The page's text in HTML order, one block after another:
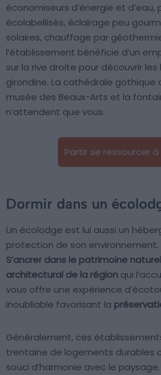
économiseurs d’énergie et d’eau,
écolabellisés, éclairage peu
solaires, chauffage par
l’établissement bénéficie d’un
sur la rive droite pour découvrir
girondine. La cathédrale gothique
musée des Beaux-Arts et la
n’attendent que vous.
Partir se ressourcer
Dormir dans un
Un écolodge est lui aussi un
protection de son environnement.
S’ancrer dans le patrimoine
architectural de la région qui
vous offre une expérience
inoubliable favorisant la
Généralement, ces
trentaine de logements durables
souci d’harmonie avec le paysage.